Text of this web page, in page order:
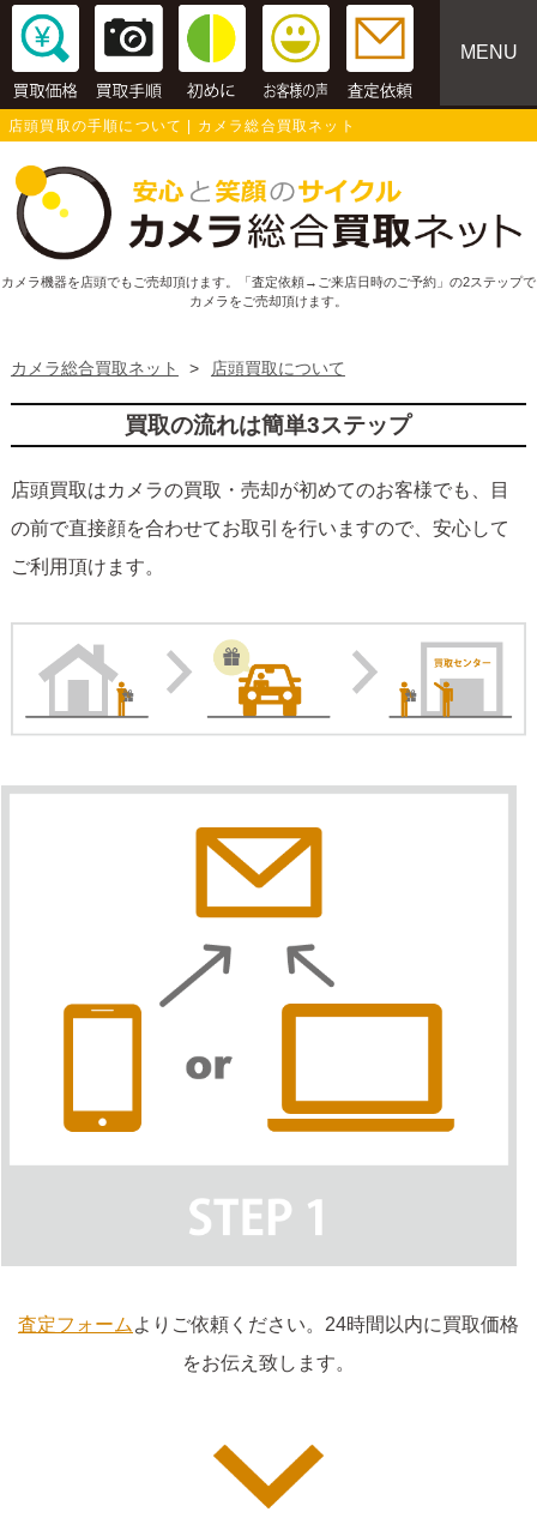
MENU
店頭買取の手順について | カメラ総合買取ネット
カメラ機器を店頭でもご売却頂けます。「査定依頼→ご来店日時のご予約」の2ステップで
カメラをご売却頂けます。
カメラ総合買取ネット > 店頭買取について
買取の流れは簡単3ステップ
店頭買取はカメラの買取・売却が初めてのお客様でも、目
の前で直接顔を合わせてお取引を行いますので、安心して
ご利用頂けます。
査定フォーム よりご依頼ください。24時間以内に買取価格
をお伝え致します。